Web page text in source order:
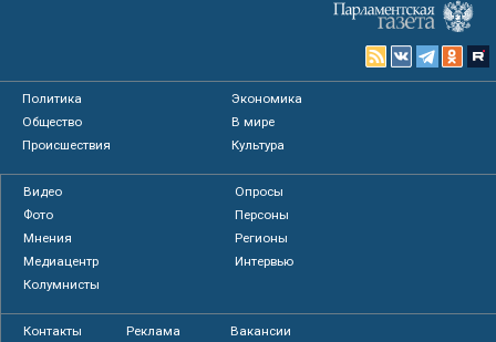
Политика
Экономика
Общество
В мире
Происшествия
Культура
Видео
Опросы
Фото
Персоны
Мнения
Регионы
Медиацентр
Интервью
Колумнисты
Контакты Реклама Вакансии